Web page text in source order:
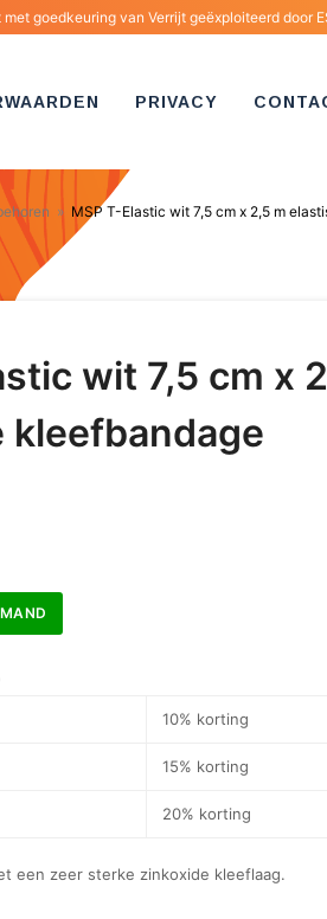
goedkeuring van Verrijt geëxploiteerd door
PRIVACY
» MSP T-Elastic wit 7,5 cm x 2,5 m
wit 7,5 cm x
kleefbandage
10% korting
15% korting
20% korting
een zeer sterke zinkoxide kleeflaag.